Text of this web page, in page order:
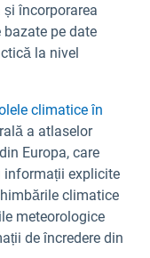
încorporarea
pe date
la nivel
climaticeîn
a atlaselor
Europa, care
informații explicite
climatice
meteorologice
de încredere din